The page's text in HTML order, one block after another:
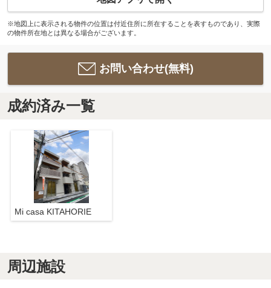
※地図上に表示される物件の位置は付近住所に所在することを表すものであり、実際
の物件所在地とは異なる場合がございます。
お問い合わせ(無料)
成約済み一覧
Mi casa KITAHORIE
周辺施設